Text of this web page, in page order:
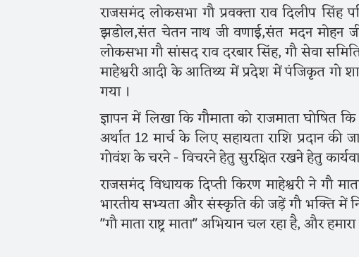
राजसमंद लोकसभा गौ प्रवक्ता राव दिलीप सिंह
झडोल,संत चेतन नाथ जी वणाई,संत मदन मोहन जी
लोकसभा गौ सांसद राव दरबार सिंह, गौ सेवा
माहेश्वरी आदी के आतिथ्य में प्रदेश में पंजिकृत गो
गया ।
ज्ञापन में लिखा कि गौमाता को राजमाता घोषित
अर्थात 12 मार्च के लिए सहायता राशि प्रदान की
गोवंश के चरने - विचरने हेतु सुरक्षित रखने हेतु
राजसमंद विधायक दिप्ती किरण माहेश्वरी ने गौ
भारतीय सभ्यता और संस्कृति की जड़ें गौ भक्ति में
"गौ माता राष्ट्र माता" अभियान चल रहा है, और